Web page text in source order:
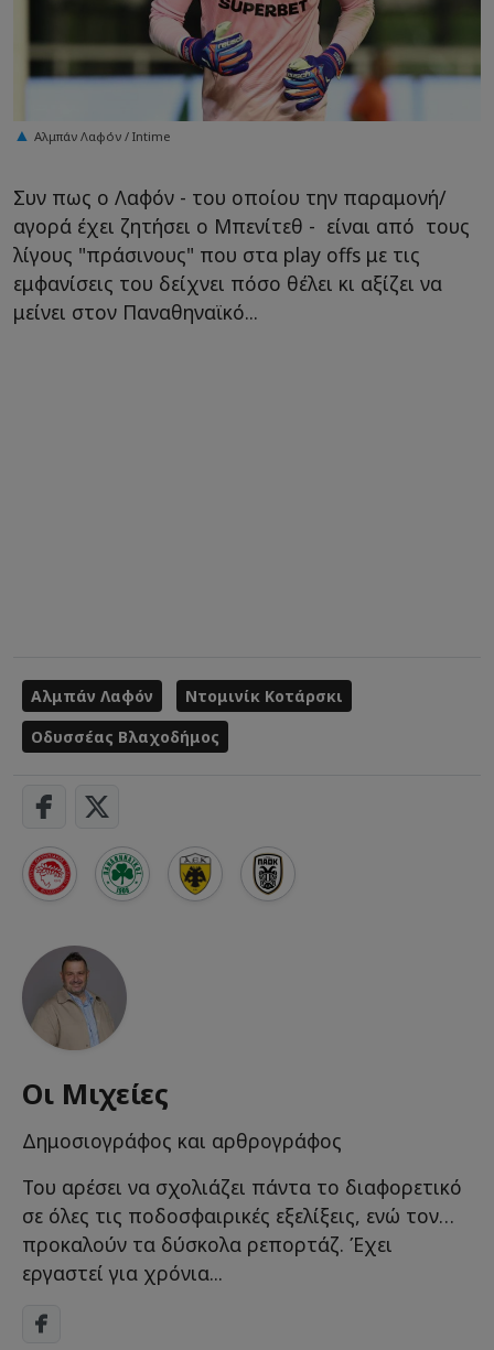
Αλμπάν Λαφόν / Intime
Συν πως ο Λαφόν - του οποίου την παραμονή/
αγορά έχει ζητήσει ο Μπενίτεθ - είναι από τους
λίγους "πράσινους" που στα play offs με τις
εμφανίσεις του δείχνει πόσο θέλει κι αξίζει να
μείνει στον Παναθηναϊκό...
Αλμπάν Λαφόν
Ντομινίκ Κοτάρσκι
Οδυσσέας Βλαχοδήμος
Οι Μιχείες
Δημοσιογράφος και αρθρογράφος
Του αρέσει να σχολιάζει πάντα το διαφορετικό
σε όλες τις ποδοσφαιρικές εξελίξεις, ενώ τον…
προκαλούν τα δύσκολα ρεπορτάζ. Έχει
εργαστεί για χρόνια...